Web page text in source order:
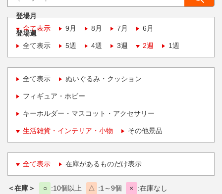
登場月
全て表示
9月 8月 7月 6月
登場週
全て表示
5週 4週 3週 2週 1週
全て表示 ぬいぐるみ・クッション
フィギュア・ホビー
キーホルダー・マスコット・アクセサリー
生活雑貨・インテリア・小物 その他景品
全て表示 在庫があるものだけ表示
＜在庫＞ ○ 10個以上 △ 1～9個 × 在庫なし